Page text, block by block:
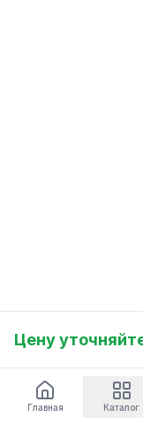
Цену
Главная Каталог